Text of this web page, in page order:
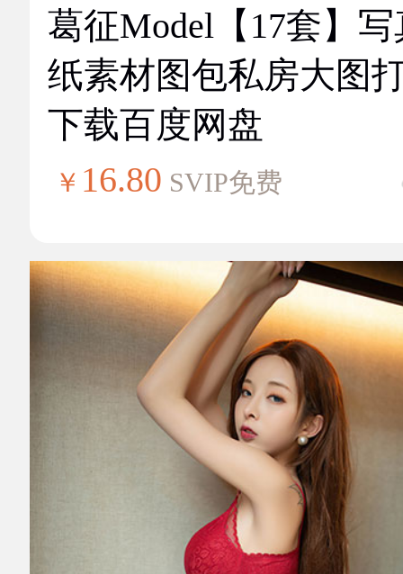
葛征Model【17套】
纸素材图包私房大图
下载百度网盘
￥ 16.80 SVIP免费